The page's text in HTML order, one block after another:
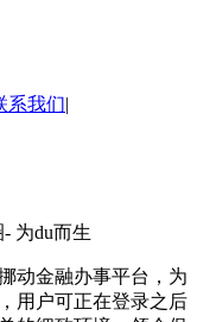
系我们|
为du而生
金融办事平台，为
用户可正在登录之后